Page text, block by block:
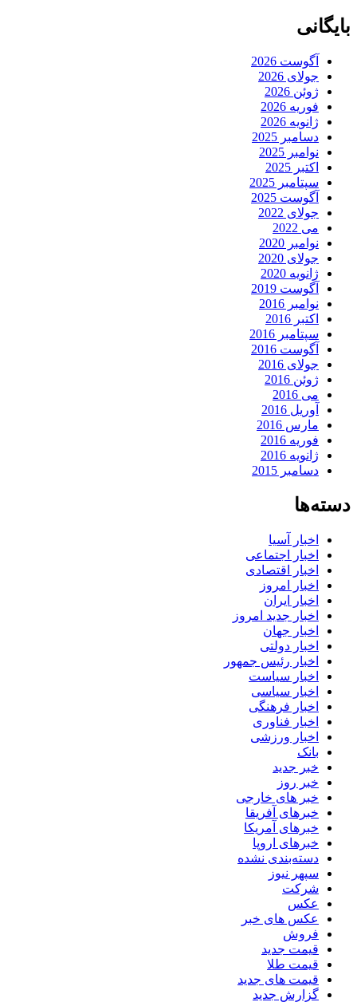
بایگانی
آگوست 2026
جولای 2026
ژوئن 2026
فوریه 2026
ژانویه 2026
دسامبر 2025
نوامبر 2025
اکتبر 2025
سپتامبر 2025
آگوست 2025
جولای 2022
می 2022
نوامبر 2020
جولای 2020
ژانویه 2020
آگوست 2019
نوامبر 2016
اکتبر 2016
سپتامبر 2016
آگوست 2016
جولای 2016
ژوئن 2016
می 2016
آوریل 2016
مارس 2016
فوریه 2016
ژانویه 2016
دسامبر 2015
دسته‌ها
اخبار آسیا
اخبار اجتماعی
اخبار اقتصادی
اخبار امروز
اخبار ایران
اخبار جدید امروز
اخبار جهان
اخبار دولتی
اخبار رئیس جمهور
اخبار سیاست
اخبار سیاسی
اخبار فرهنگی
اخبار فناوری
اخبار ورزشی
بانک
خبر جدید
خبر روز
خبر های خارجی
خبرهای آفریقا
خبرهای آمریکا
خبرهای اروپا
دسته‌بندی نشده
سپهر نیوز
شرکت
عکس
عکس های خبر
فروش
قیمت جدید
قیمت طلا
قیمت های جدید
گزارش جدید